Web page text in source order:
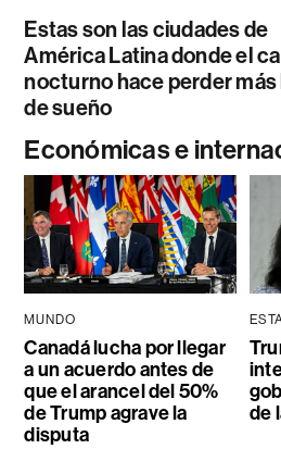
Estas son las ciudades de
América Latina donde el
nocturno hace perder más
de sueño
Económicas e
MUNDO
Canadá lucha por llegar
a un acuerdo antes de
que el arancel del 50%
de Trump agrave la
disputa
de